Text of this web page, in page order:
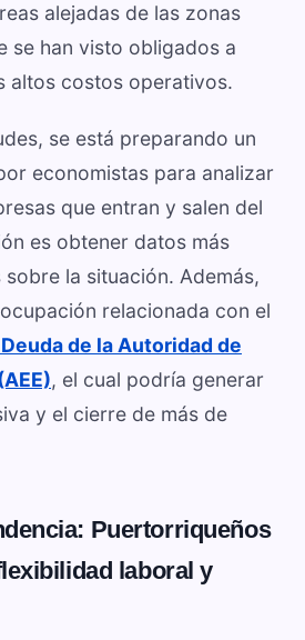
alejadas de las zonas
se han visto obligados a
altos costos operativos.
se está preparando un
economistas para analizar
que entran y salen del
es obtener datos más
la situación. Además,
relacionada con el
de la Autoridad de
, el cual podría generar
y el cierre de más de
Puertorriqueños
laboral y